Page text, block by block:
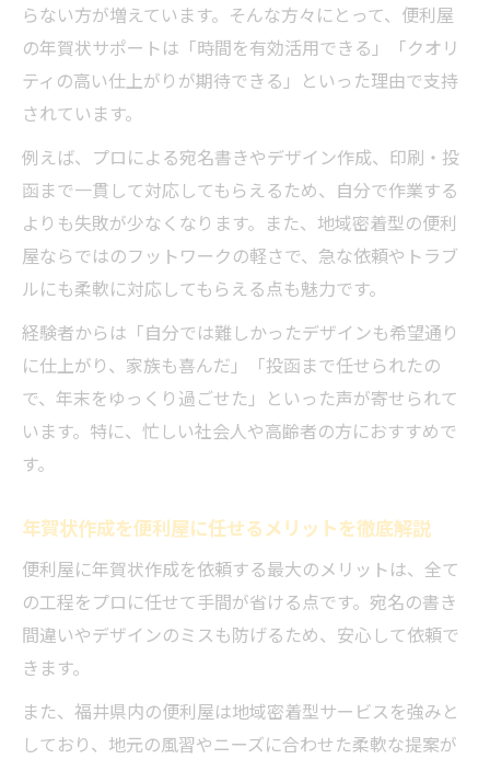
信頼できる便利屋と始める新年準備
信頼できる便利屋の年賀状サービスで効率
的な新年準備
便利屋選びで重視すべき年賀状作成のポイ
ント
福井で安心して任せられる便利屋の見極め
方
便利屋による年賀状作成で新年を気持ちよ
く迎える
年賀状作成を相談しやすい便利屋に頼むメ
リット
困りごと相談から始まる年賀状作成の安心
便利屋に相談するだけで年賀状作成の悩み
年賀状作成の困りごとも便利屋なら気軽に
初めての便利屋利用でも安心の年賀状サポ
ート体制
福井の便利屋が提供する安心の相談サービ
らない方が増えています。そんな方々にとって、便利屋
の年賀状サポートは「時間を有効活用できる」「クオリ
ティの高い仕上がりが期待できる」といった理由で支持
されています。
例えば、プロによる宛名書きやデザイン作成、印刷・投
函まで一貫して対応してもらえるため、自分で作業する
よりも失敗が少なくなります。また、地域密着型の便利
屋ならではのフットワークの軽さで、急な依頼やトラブ
ルにも柔軟に対応してもらえる点も魅力です。
経験者からは「自分では難しかったデザインも希望通り
に仕上がり、家族も喜んだ」「投函まで任せられたの
で、年末をゆっくり過ごせた」といった声が寄せられて
います。特に、忙しい社会人や高齢者の方におすすめで
す。
年賀状作成を便利屋に任せるメリットを徹底解説
便利屋に年賀状作成を依頼する最大のメリットは、全て
の工程をプロに任せて手間が省ける点です。宛名の書き
間違いやデザインのミスも防げるため、安心して依頼で
きます。
また、福井県内の便利屋は地域密着型サービスを強みと
しており、地元の風習やニーズに合わせた柔軟な提案が